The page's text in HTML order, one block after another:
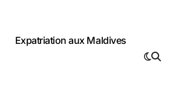
Expatriation aux Maldives